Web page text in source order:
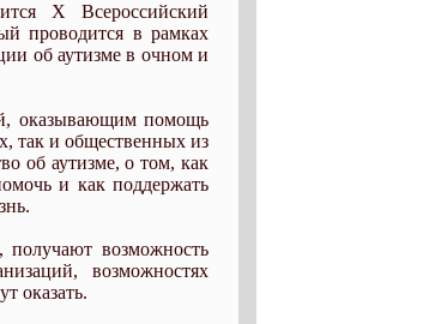
Х Всероссийский
проводится в рамках
об аутизме в очном и
оказывающим помощь
так и общественных из
об аутизме, о том, как
и как поддержать
возможность
возможностях
оказать.